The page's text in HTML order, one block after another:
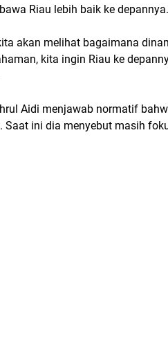
Riau lebih baik ke depannya.
akan melihat bagaimana
kita ingin Riau ke
Aidi menjawab normatif
ini dia menyebut masih